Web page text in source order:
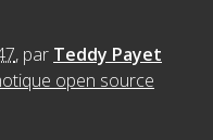
, par Teddy Payet
open source